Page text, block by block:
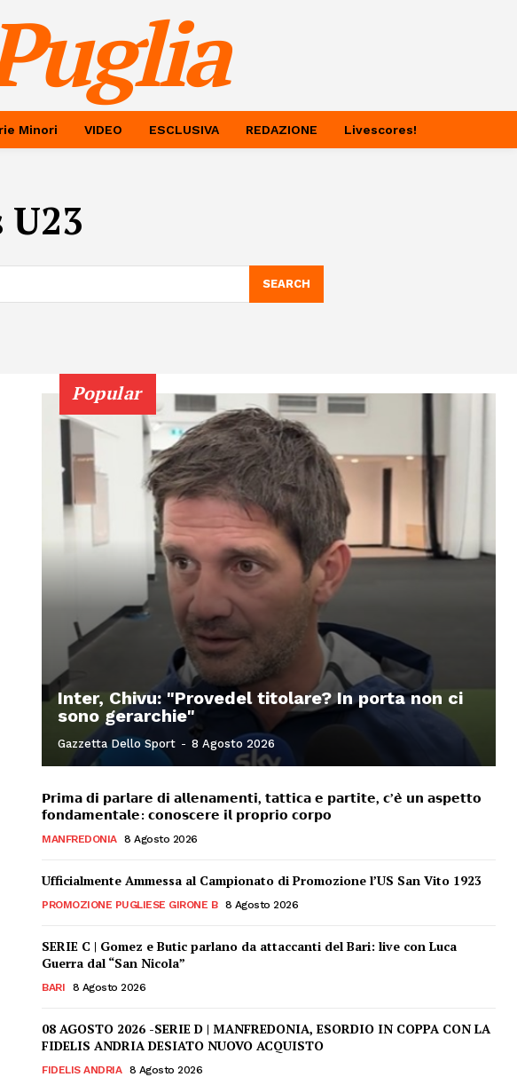
Minori VIDEO ESCLUSIVA REDAZIONE Livescores!
U23
SEARCH
Popular
Inter, Chivu: "Provedel titolare? In porta non ci
sono gerarchie"
Gazzetta Dello Sport - 8 Agosto 2026
𝗣𝗿𝗶𝗺𝗮 𝗱𝗶 𝗽𝗮𝗿𝗹𝗮𝗿𝗲 𝗱𝗶 𝗮𝗹𝗹𝗲𝗻𝗮𝗺𝗲𝗻𝘁𝗶, 𝘁𝗮𝘁𝘁𝗶𝗰𝗮 𝗲 𝗽𝗮𝗿𝘁𝗶𝘁𝗲, 𝗰’𝗲̀ 𝘂𝗻 𝗮𝘀𝗽𝗲𝘁𝘁𝗼
𝗳𝗼𝗻𝗱𝗮𝗺𝗲𝗻𝘁𝗮𝗹𝗲: 𝗰𝗼𝗻𝗼𝘀𝗰𝗲𝗿𝗲 𝗶𝗹 𝗽𝗿𝗼𝗽𝗿𝗶𝗼 𝗰𝗼𝗿𝗽𝗼
MANFREDONIA 8 Agosto 2026
Ufficialmente Ammessa al Campionato di Promozione l’US San Vito 1923
PROMOZIONE PUGLIESE GIRONE B 8 Agosto 2026
SERIE C | Gomez e Butic parlano da attaccanti del Bari: live con Luca
Guerra dal “San Nicola”
BARI 8 Agosto 2026
08 AGOSTO 2026 -SERIE D | MANFREDONIA, ESORDIO IN COPPA CON LA
FIDELIS ANDRIA DESIATO NUOVO ACQUISTO
FIDELIS ANDRIA 8 Agosto 2026